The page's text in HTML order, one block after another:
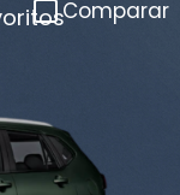
Comparar